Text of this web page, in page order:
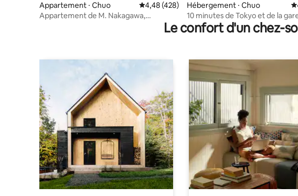
Appartement ⋅ Chuo Évaluation moyenne sur la base de 428
4,48 (428)
Appartement de M. Nakagawa,
Hébergement ⋅ Chuo
10 minutes de Tokyo et de la
Ginza/18 minutes d'Asakusa et
Shibuya/Grande maison
Le confort d'un chez-